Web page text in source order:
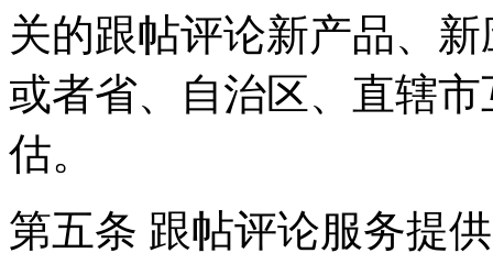
关的跟帖评论新产品、
或者省、自治区、直辖
估。
第五条 跟帖评论服务提